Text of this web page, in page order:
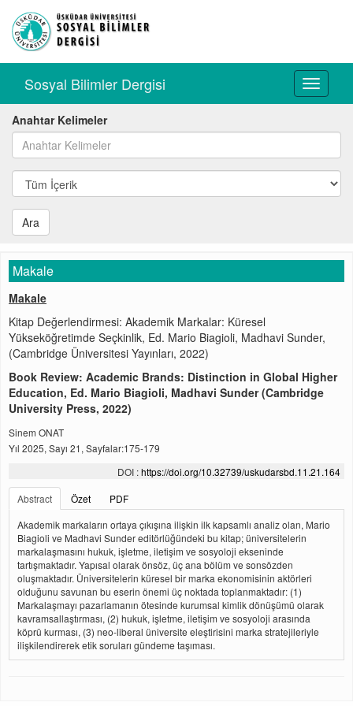
Toggle
Sosyal Bilimler Dergisi
Anahtar Kelimeler
Ara
Makale
Makale
Kitap Değerlendirmesi: Akademik Markalar: Küresel
Yükseköğretimde Seçkinlik, Ed. Mario Biagioli, Madhavi Sunder,
(Cambridge Üniversitesi Yayınları, 2022)
Book Review: Academic Brands: Distinction in Global Higher
Education, Ed. Mario Biagioli, Madhavi Sunder (Cambridge
University Press, 2022)
Sinem ONAT
Yıl 2025, Sayı 21, Sayfalar:175-179
DOI :https://doi.org/10.32739/uskudarsbd.11.21.164
Abstract
Özet
PDF
Akademik markaların ortaya çıkışına ilişkin ilk kapsamlı analiz olan, Mario
Biagioli ve Madhavi Sunder editörlüğündeki bu kitap; üniversitelerin
markalaşmasını hukuk, işletme, iletişim ve sosyoloji ekseninde
tartışmaktadır. Yapısal olarak önsöz, üç ana bölüm ve sonsözden
oluşmaktadır. Üniversitelerin küresel bir marka ekonomisinin aktörleri
olduğunu savunan bu eserin önemi üç noktada toplanmaktadır: (1)
Markalaşmayı pazarlamanın ötesinde kurumsal kimlik dönüşümü olarak
kavramsallaştırması, (2) hukuk, işletme, iletişim ve sosyoloji arasında
köprü kurması, (3) neo-liberal üniversite eleştirisini marka stratejileriyle
ilişkilendirerek etik soruları gündeme taşıması.